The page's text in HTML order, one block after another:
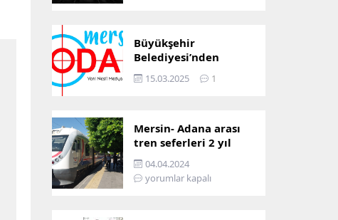
Büyükşehir
Belediyesi’nden
Mersin ve Adana arası
ulaşım başladı
15.03.2025 1
Mersin- Adana arası
tren seferleri 2 yıl
boyunca
çalışmayacak
04.04.2024
yorumlar kapalı